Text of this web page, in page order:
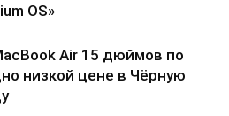
OS»
Air 15 дюймов по
низкой цене в Чёрную